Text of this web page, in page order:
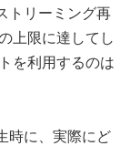
トリーミング再
上限に達してし
を利用するのは
時に、実際にど